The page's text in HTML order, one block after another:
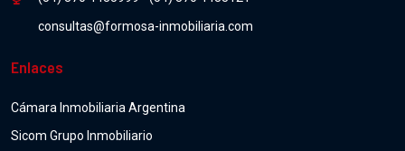
consultas@formosa-inmobiliaria.com
Enlaces
Cámara Inmobiliaria Argentina
Sicom Grupo Inmobiliario